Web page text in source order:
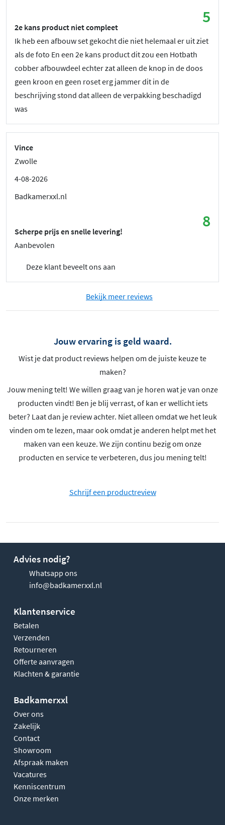
5
2e kans product niet compleet
Ik heb een afbouw set gekocht die niet helemaal er uit ziet
als de foto En een 2e kans product dit zou een Hotbath
cobber afbouwdeel echter zat alleen de knop in de doos
geen kroon en geen roset erg jammer dit in de
beschrijving stond dat alleen de verpakking beschadigd
was
Vince
Zwolle
4-08-2026
Badkamerxxl.nl
8
Scherpe prijs en snelle levering!
Aanbevolen
Deze klant beveelt ons aan
Bekijk meer reviews
Jouw ervaring is geld waard.
Wist je dat product reviews helpen om de juiste keuze te
maken?
Jouw mening telt! We willen graag van je horen wat je van onze
producten vindt! Ben je blij verrast, of kan er wellicht iets
beter? Laat dan je review achter. Niet alleen omdat we het leuk
vinden om te lezen, maar ook omdat je anderen helpt met het
maken van een keuze. We zijn continu bezig om onze
producten en service te verbeteren, dus jou mening telt!
Schrijf een productreview
Advies nodig?
Whatsapp ons
info@badkamerxxl.nl
Klantenservice
Betalen
Verzenden
Retourneren
Offerte aanvragen
Klachten & garantie
Badkamerxxl
Over ons
Zakelijk
Contact
Showroom
Afspraak maken
Vacatures
Kenniscentrum
Onze merken